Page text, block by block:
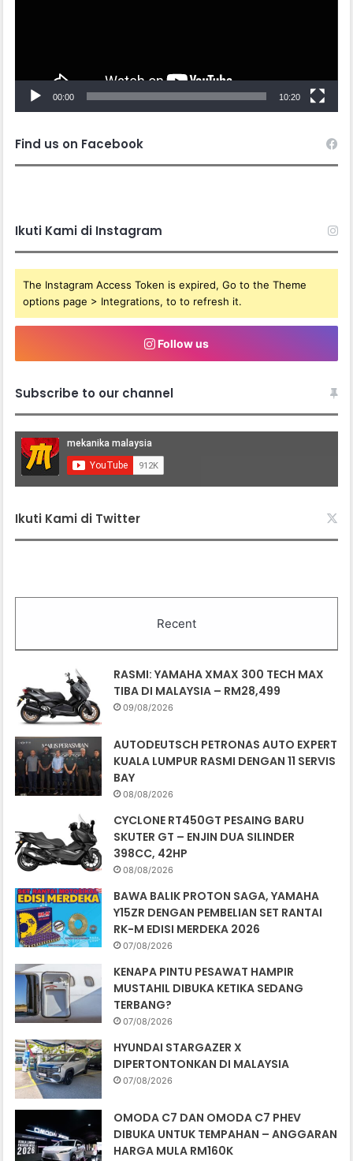
00:00 10:20
Find us on Facebook
Ikuti Kami di Instagram
The Instagram Access Token is expired, Go to the Theme
options page > Integrations, to to refresh it.
Follow us
Subscribe to our channel
Ikuti Kami di Twitter
Recent
RASMI: YAMAHA XMAX 300 TECH MAX
TIBA DI MALAYSIA – RM28,499
09/08/2026
AUTODEUTSCH PETRONAS AUTO EXPERT
KUALA LUMPUR RASMI DENGAN 11 SERVIS
BAY
08/08/2026
CYCLONE RT450GT PESAING BARU
SKUTER GT – ENJIN DUA SILINDER
398CC, 42HP
08/08/2026
BAWA BALIK PROTON SAGA, YAMAHA
Y15ZR DENGAN PEMBELIAN SET RANTAI
RK-M EDISI MERDEKA 2026
07/08/2026
KENAPA PINTU PESAWAT HAMPIR
MUSTAHIL DIBUKA KETIKA SEDANG
TERBANG?
07/08/2026
HYUNDAI STARGAZER X
DIPERTONTONKAN DI MALAYSIA
07/08/2026
OMODA C7 DAN OMODA C7 PHEV
DIBUKA UNTUK TEMPAHAN – ANGGARAN
HARGA MULA RM160K